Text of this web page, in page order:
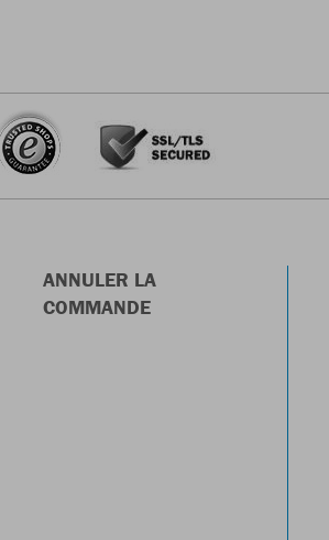
ANNULER LA
COMMANDE